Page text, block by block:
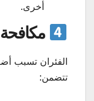
أخرى.
الفئران تسبب
تتضمن: